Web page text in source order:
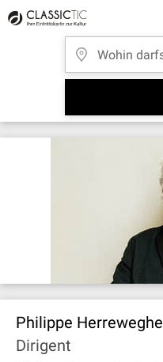
Philippe Herreweghe
Dirigent